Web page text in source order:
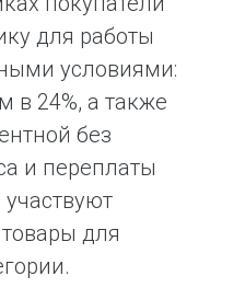
для работы
условиями:
в 24%, а также
без
и переплаты
для